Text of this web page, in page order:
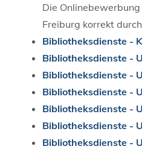
Die
Freiburg korrekt
Bibliotheksdienste -
Bibliotheksdienste -
Bibliotheksdienste -
Bibliotheksdienste -
Bibliotheksdienste -
Bibliotheksdienste -
Bibliotheksdienste -